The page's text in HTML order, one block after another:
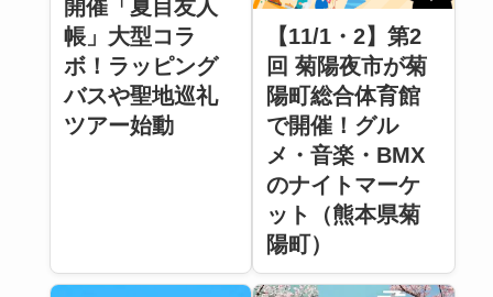
開催「夏目友人
帳」大型コラ
ボ！ラッピング
バスや聖地巡礼
ツアー始動
【11/1・2】第2
回 菊陽夜市が菊
陽町総合体育館
で開催！グル
メ・音楽・BMX
のナイトマーケ
ット（熊本県菊
陽町）